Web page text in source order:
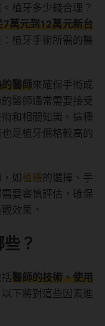
植牙多少錢合理？
7萬元到12萬元新台
植牙手術所需的醫
醫師來確保手術成
醫師通常需要接受
和相關知識。這種
是植牙價格較高的
如 植體的選擇、手
要審慎評估，確保
效果。
？
醫師的技術、使用
以下將對這些因素進